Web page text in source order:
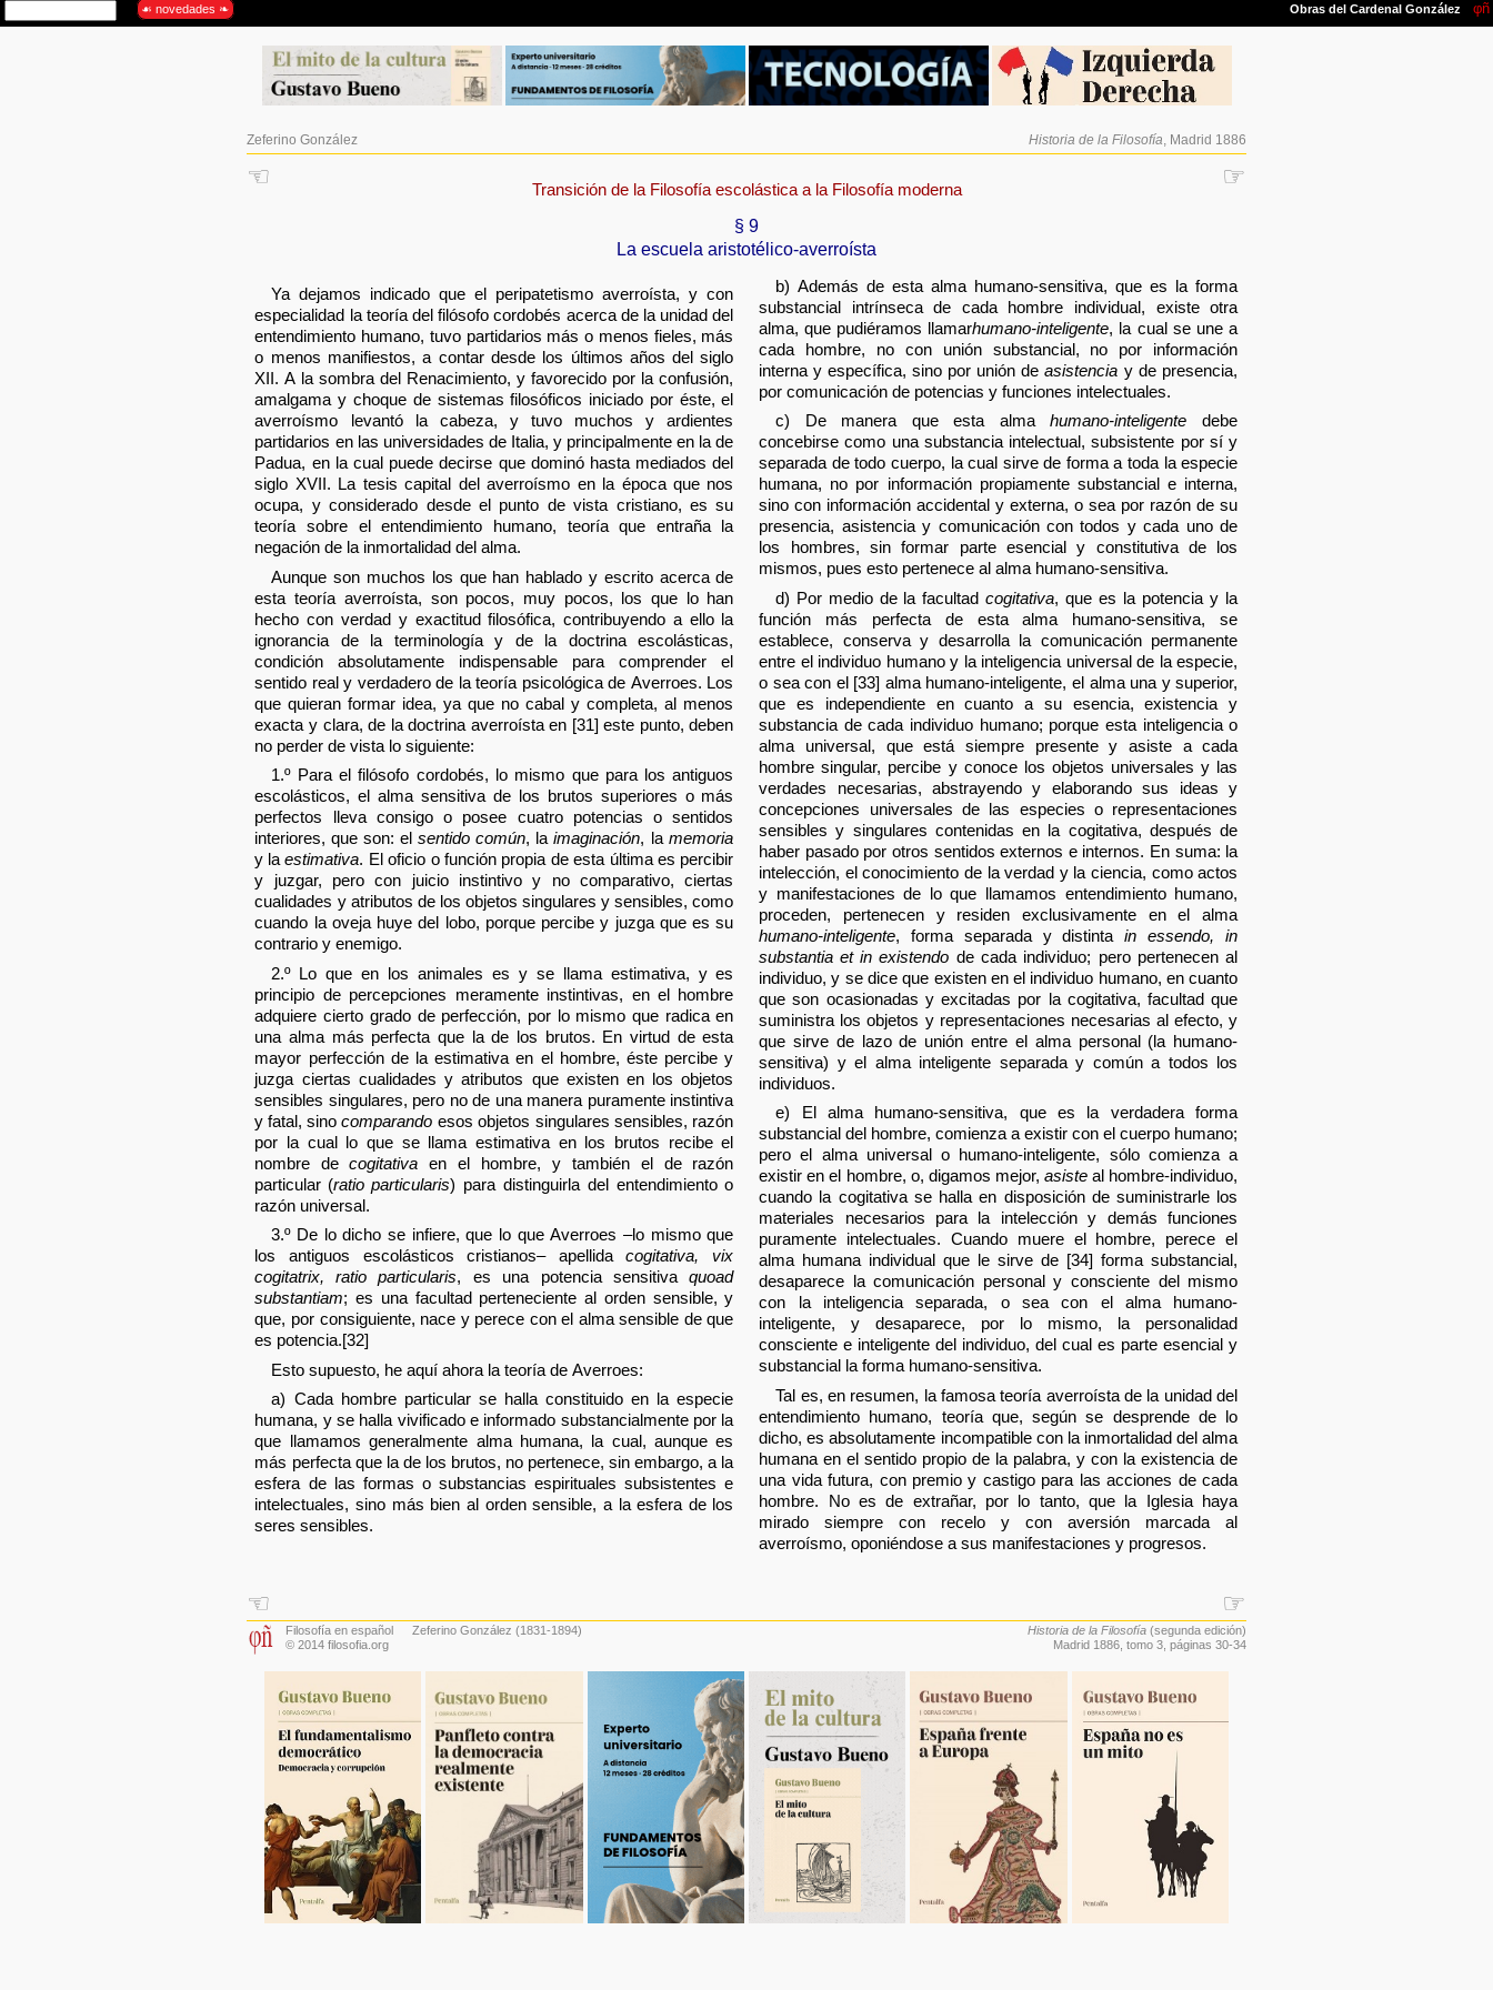
Zeferino González Historia de la Filosofía , Madrid 1886
☜ ☞
Transición de la Filosofía escolástica a la Filosofía moderna
§ 9
La escuela aristotélico-averroísta
Ya dejamos indicado que el peripatetismo averroísta, y con
especialidad la teoría del filósofo cordobés acerca de la unidad del
entendimiento humano, tuvo partidarios más o menos fieles, más
o menos manifiestos, a contar desde los últimos años del siglo
XII. A la sombra del Renacimiento, y favorecido por la confusión,
amalgama y choque de sistemas filosóficos iniciado por éste, el
averroísmo levantó la cabeza, y tuvo muchos y ardientes
partidarios en las universidades de Italia, y principalmente en la de
Padua, en la cual puede decirse que dominó hasta mediados del
siglo XVII. La tesis capital del averroísmo en la época que nos
ocupa, y considerado desde el punto de vista cristiano, es su
teoría sobre el entendimiento humano, teoría que entraña la
negación de la inmortalidad del alma.
Aunque son muchos los que han hablado y escrito acerca de
esta teoría averroísta, son pocos, muy pocos, los que lo han
hecho con verdad y exactitud filosófica, contribuyendo a ello la
ignorancia de la terminología y de la doctrina escolásticas,
condición absolutamente indispensable para comprender el
sentido real y verdadero de la teoría psicológica de Averroes. Los
que quieran formar idea, ya que no cabal y completa, al menos
exacta y clara, de la doctrina averroísta en [31] este punto, deben
no perder de vista lo siguiente:
1.º Para el filósofo cordobés, lo mismo que para los antiguos
escolásticos, el alma sensitiva de los brutos superiores o más
perfectos lleva consigo o posee cuatro potencias o sentidos
interiores, que son: elsentido común, laimaginación, lamemoria
y laestimativa. El oficio o función propia de esta última es percibir
y juzgar, pero con juicio instintivo y no comparativo, ciertas
cualidades y atributos de los objetos singulares y sensibles, como
cuando la oveja huye del lobo, porque percibe y juzga que es su
contrario y enemigo.
2.º Lo que en los animales es y se llama estimativa, y es
principio de percepciones meramente instintivas, en el hombre
adquiere cierto grado de perfección, por lo mismo que radica en
una alma más perfecta que la de los brutos. En virtud de esta
mayor perfección de la estimativa en el hombre, éste percibe y
juzga ciertas cualidades y atributos que existen en los objetos
sensibles singulares, pero no de una manera puramente instintiva
y fatal, sinocomparando esos objetos singulares sensibles, razón
por la cual lo que se llama estimativa en los brutos recibe el
nombre decogitativa en el hombre, y también el de razón
particular (ratio particularis) para distinguirla del entendimiento o
razón universal.
3.º De lo dicho se infiere, que lo que Averroes –lo mismo que
los antiguos escolásticos cristianos– apellidacogitativa, vix
cogitatrix, ratio particularis, es una potencia sensitivaquoad
substantiam; es una facultad perteneciente al orden sensible, y
que, por consiguiente, nace y perece con el alma sensible de que
es potencia.[32]
Esto supuesto, he aquí ahora la teoría de Averroes:
a) Cada hombre particular se halla constituido en la especie
humana, y se halla vivificado e informado substancialmente por la
que llamamos generalmente alma humana, la cual, aunque es
más perfecta que la de los brutos, no pertenece, sin embargo, a la
esfera de las formas o substancias espirituales subsistentes e
intelectuales, sino más bien al orden sensible, a la esfera de los
seres sensibles.
b) Además de esta alma humano-sensitiva, que es la forma
substancial intrínseca de cada hombre individual, existe otra
alma, que pudiéramos llamarhumano-inteligente, la cual se une a
cada hombre, no con unión substancial, no por información
interna y específica, sino por unión deasistencia y de presencia,
por comunicación de potencias y funciones intelectuales.
c) De manera que esta almahumano-inteligente debe
concebirse como una substancia intelectual, subsistente por sí y
separada de todo cuerpo, la cual sirve de forma a toda la especie
humana, no por información propiamente substancial e interna,
sino con información accidental y externa, o sea por razón de su
presencia, asistencia y comunicación con todos y cada uno de
los hombres, sin formar parte esencial y constitutiva de los
mismos, pues esto pertenece al alma humano-sensitiva.
d) Por medio de la facultadcogitativa, que es la potencia y la
función más perfecta de esta alma humano-sensitiva, se
establece, conserva y desarrolla la comunicación permanente
entre el individuo humano y la inteligencia universal de la especie,
o sea con el [33] alma humano-inteligente, el alma una y superior,
que es independiente en cuanto a su esencia, existencia y
substancia de cada individuo humano; porque esta inteligencia o
alma universal, que está siempre presente y asiste a cada
hombre singular, percibe y conoce los objetos universales y las
verdades necesarias, abstrayendo y elaborando sus ideas y
concepciones universales de las especies o representaciones
sensibles y singulares contenidas en la cogitativa, después de
haber pasado por otros sentidos externos e internos. En suma: la
intelección, el conocimiento de la verdad y la ciencia, como actos
y manifestaciones de lo que llamamos entendimiento humano,
proceden, pertenecen y residen exclusivamente en el alma
humano-inteligente, forma separada y distintain essendo, in
substantia et in existendo de cada individuo; pero pertenecen al
individuo, y se dice que existen en el individuo humano, en cuanto
que son ocasionadas y excitadas por la cogitativa, facultad que
suministra los objetos y representaciones necesarias al efecto, y
que sirve de lazo de unión entre el alma personal (la humano-
sensitiva) y el alma inteligente separada y común a todos los
individuos.
e) El alma humano-sensitiva, que es la verdadera forma
substancial del hombre, comienza a existir con el cuerpo humano;
pero el alma universal o humano-inteligente, sólo comienza a
existir en el hombre, o, digamos mejor,asiste al hombre-individuo,
cuando la cogitativa se halla en disposición de suministrarle los
materiales necesarios para la intelección y demás funciones
puramente intelectuales. Cuando muere el hombre, perece el
alma humana individual que le sirve de [34] forma substancial,
desaparece la comunicación personal y consciente del mismo
con la inteligencia separada, o sea con el alma humano-
inteligente, y desaparece, por lo mismo, la personalidad
consciente e inteligente del individuo, del cual es parte esencial y
substancial la forma humano-sensitiva.
Tal es, en resumen, la famosa teoría averroísta de la unidad del
entendimiento humano, teoría que, según se desprende de lo
dicho, es absolutamente incompatible con la inmortalidad del alma
humana en el sentido propio de la palabra, y con la existencia de
una vida futura, con premio y castigo para las acciones de cada
hombre. No es de extrañar, por lo tanto, que la Iglesia haya
mirado siempre con recelo y con aversión marcada al
averroísmo, oponiéndose a sus manifestaciones y progresos.
☜ ☞
Filosofía en español
© 2014 filosofia.org
Zeferino González (1831-1894) Historia de la Filosofía (segunda edición)
Madrid 1886, tomo 3 , páginas 30-34